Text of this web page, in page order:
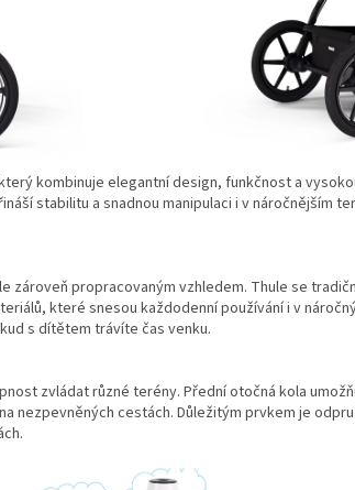
kombinuje elegantní design, funkčnost a
stabilitu a snadnou manipulaci i v náročnějším
zároveň propracovaným vzhledem. Thule se
které snesou každodenní používání i v
s dítětem trávíte čas venku.
zvládat různé terény. Přední otočná kola
nezpevněných cestách. Důležitým prvkem je